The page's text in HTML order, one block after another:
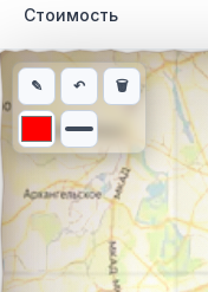
Стоимость
Интерактивная карта
✎ ↶ 🗑